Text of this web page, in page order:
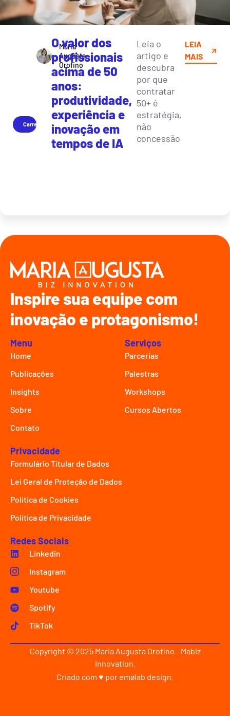
Carreira
Maria
Augusta
Orofino
O valor dos
profissionais
acima de 50
anos:
produtividade,
experiência e
inovação em
tempos de IA
Leia o
artigo e
descubra
por que
contratar
50+ é
estratégia,
não
concessão
LEIA
MAIS
Inspire sua equipe com
inovação e protagonismo!
Menu
Home
Publicações
Insights
Sobre
Contato
Serviços
Parcerias
Palestras
Workshops
Cursos Abertos
Privacidade
Formulário Títular de Dados
Lei Geral de Proteção de Dados
Política de Cookies
Política de Privacidade
Redes Sociais
Linkedin
Instagram
Youtube
Spotify
TikTok
Copyright © 2025 Maria Augusta Orofino - Mabiz
Innovation.
Criado com ♥ por emølab design